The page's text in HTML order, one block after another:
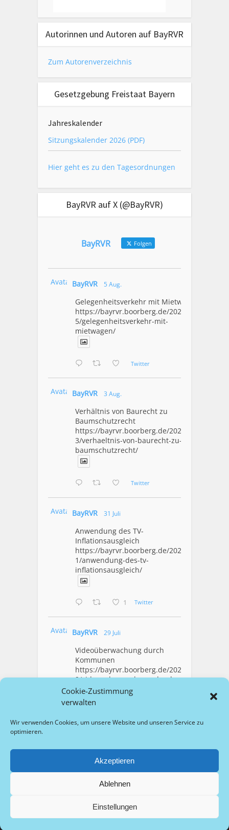
Cookie-Zustimmung
verwalten
Wir verwenden Cookies, um unsere Website und unseren Service zu
optimieren.
Akzeptieren
Ablehnen
Einstellungen
Autorinnen und Autoren auf BayRVR
Zum Autorenverzeichnis
Gesetzgebung Freistaat Bayern
Jahreskalender
Sitzungskalender 2026 (PDF)
Hier geht es zu den Tagesordnungen
BayRVR auf X (@BayRVR)
BayRVR Folgen
Avatar BayRVR 5 Aug.
Gelegenheitsverkehr mit Mietwagen
https://bayrvr.boorberg.de/2026/08/0
5/gelegenheitsverkehr-mit-
mietwagen/
Twitter
Avatar BayRVR 3 Aug.
Verhältnis von Baurecht zu
Baumschutzrecht
https://bayrvr.boorberg.de/2026/08/0
3/verhaeltnis-von-baurecht-zu-
baumschutzrecht/
Twitter
Avatar BayRVR 31 Juli
Anwendung des TV-
Inflationsausgleich
https://bayrvr.boorberg.de/2026/07/3
1/anwendung-des-tv-
inflationsausgleich/
1 Twitter
Avatar BayRVR 29 Juli
Videoüberwachung durch
Kommunen
https://bayrvr.boorberg.de/2026/07/2
9/videoueberwachung-durch-
kommunen/
1 Twitter
Copyright © 2026 bayrvr.de
Datenschutz Barrierefreiheit
Wissenschaftlicher Beirat